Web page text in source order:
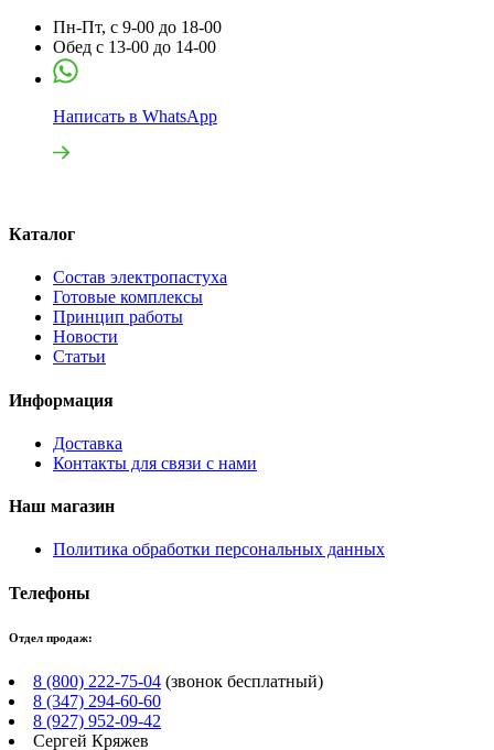
Пн-Пт, с 9-00 до 18-00
Обед с 13-00 до 14-00
Написать в WhatsApp
Каталог
Состав электропастуха
Готовые комплексы
Принцип работы
Новости
Статьи
Информация
Доставка
Контакты для связи с нами
Наш магазин
Политика обработки персональных данных
Телефоны
Отдел продаж:
8 (800) 222-75-04 (звонок бесплатный)
8 (347) 294-60-60
8 (927) 952-09-42
Сергей Кряжев